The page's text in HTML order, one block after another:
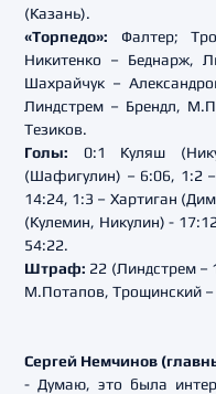
(Казань).
«Торпедо»: Фалтер;
Никитенко – Беднарж,
Шахрайчук –
Линдстрем – Брендл,
Тезиков.
Голы: 0:1 Куляш
(Шафигулин) – 6:06, 1:2
14:24, 1:3 – Хартиган
(Кулемин, Никулин) -
54:22.
Штраф: 22 (Линдстрем –
М.Потапов, Трощинский –
Сергей Немчинов
- Думаю, это была